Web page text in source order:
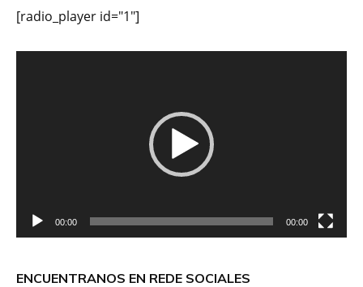
[radio_player id="1"]
00:00 00:00
ENCUENTRANOS EN REDE SOCIALES